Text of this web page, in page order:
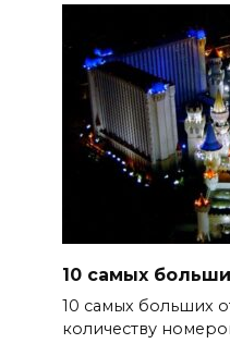
10 самых
10 самых больших
количеству